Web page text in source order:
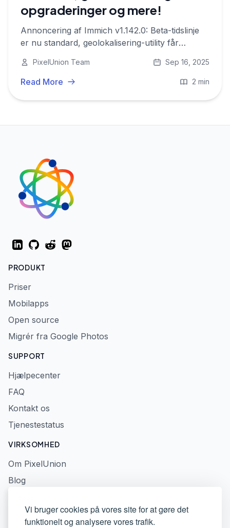
Vi bruger cookies på vores site for at gøre det
funktionelt og analysere vores trafik.
opgraderinger og mere!
Annoncering af Immich v1.142.0: Beta-tidslinje
er nu standard, geolokalisering-utility får
mere.
PixelUnion Team Sep 16, 2025
Read More 2 min
LinkedInGitHubRedditMastodon
PRODUKT
Priser
Mobilapps
Open source
Migrér fra Google Photos
SUPPORT
Hjælpecenter
FAQ
Kontakt os
Tjenestestatus
VIRKSOMHED
Om PixelUnion
Blog
Privatlivspolitik